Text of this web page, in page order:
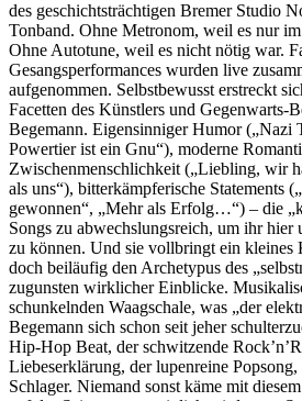
des geschichtsträchtigen Bremer Studio
Tonband. Ohne Metronom, weil es nur im
Ohne Autotune, weil es nicht nötig war.
Gesangsperformances wurden live
aufgenommen. Selbstbewusst erstreckt
Facetten des Künstlers und Gegenwarts-
Begemann. Eigensinniger Humor („Nazi
Powertier ist ein Gnu“), moderne
Zwischenmenschlichkeit („Liebling, wir
als uns“), bitterkämpferische Statements
gewonnen“, „Mehr als Erfolg…“) – die
Songs zu abwechslungsreich, um ihr hier
zu können. Und sie vollbringt ein kleines
doch beiläufig den Archetypus des
zugunsten wirklicher Einblicke.
schunkelnden Waagschale, was „der
Begemann sich schon seit jeher
Hip-Hop Beat, der schwitzende
Liebeserklärung, der lupenreine
Schlager. Niemand sonst käme mit